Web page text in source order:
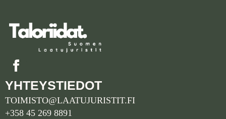
YHTEYSTIEDOT
TOIMISTO@LAATUJURISTIT.FI
+358 45 269 8891